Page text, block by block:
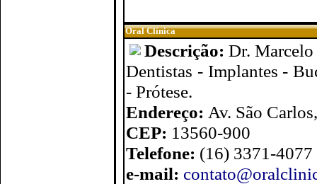
Oral Clínica
Descrição: Dr.
Dentistas - Implantes -
- Prótese.
Endereço: Av. São
CEP: 13560-900
Telefone: (16) 3371-4077
e-mail: